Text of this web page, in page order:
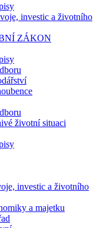
investic a životního
ZÁKON
životní situaci
investic a životního
a majetku